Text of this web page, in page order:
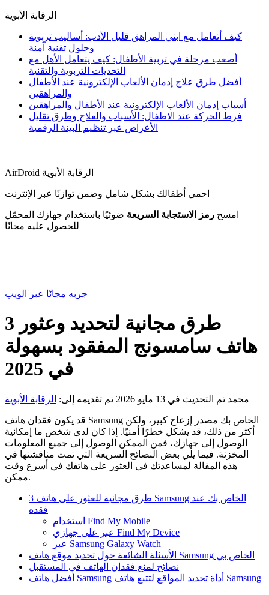
الرقابة الأبوية
كيف أتعامل مع ابني المراهق قليل الأدب: أساليب تربوية
وحلول تقنية آمنة
أصعب مرحلة في تربية الأطفال: كيف يتعامل الأهل مع
التحديات التربوية والتقنية
أفضل طرق علاج إدمان الألعاب الإلكترونية عند الأطفال
والمراهقين
أسباب إدمان الألعاب الإلكترونية عند الأطفال والمراهقين
فرط الحركة عند الاطفال: الأسباب والعلاج وطرق تقليل
الأعراض عبر تنظيم البيئة الرقمية
AirDroid الرقابة الأبوية
احمي أطفالك بشكل شامل وضمن توازنًا عبر الإنترنت
امسح رمز الاستجابة السريعة ضوئيًا باستخدام جهازك المحمّل
للحصول عليه مجانًا
جربه مجانًا عبر الويب
3 طرق مجانية لتحديد وعثور
هاتف سامسونج المفقود بسهولة
في 2025
محمد تم التحديث في 13 مايو 2026 تم تقديمه إلى: الرقابة الأبوية
قد يكون فقدان هاتف Samsung الخاص بك مصدر إزعاج كبير، ولكن
أكثر من ذلك، قد يشكل خطرًا أمنيًا. إذا كان لدى شخص ما إمكانية
الوصول إلى جهازك، فمن الممكن الوصول إلى جميع المعلومات
المخزنة. فيما يلي بعض النصائح السريعة التي تمت مناقشتها في
هذه المقالة لمساعدتك في العثور على هاتفك في أسرع وقت
ممكن.
3 طرق مجانية للعثور على هاتف Samsung الخاص بك عند
فقده
استخدام Find My Mobile
عبر على جهازي Find My Device
عبر Samsung Galaxy Watch
الأسئلة الشائعة حول تحديد موقع هاتف Samsung الخاص بي
نصائح لمنع فقدان الهاتف في المستقبل
أفضل هاتف Samsung أداة تحديد المواقع لتتبع هاتف Samsung